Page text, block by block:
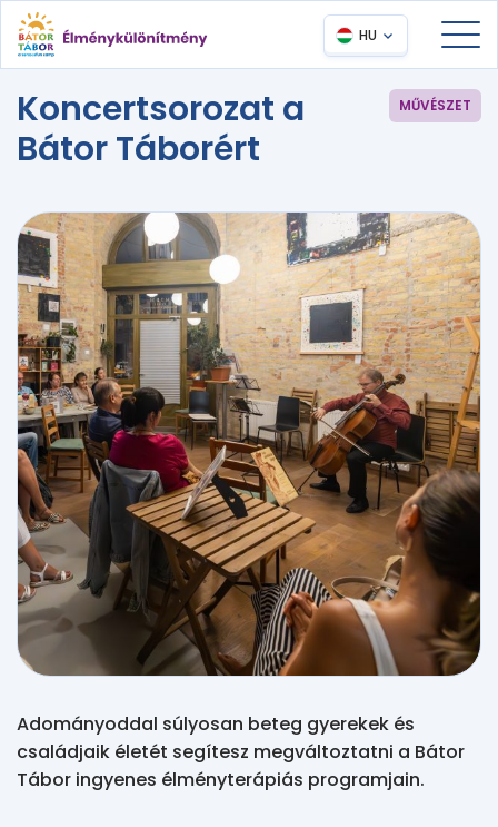
HU
Koncertsorozat a
Bátor Táborért
MŰVÉSZET
Adományoddal súlyosan beteg gyerekek és
családjaik életét segítesz megváltoztatni a Bátor
Tábor ingyenes élményterápiás programjain.